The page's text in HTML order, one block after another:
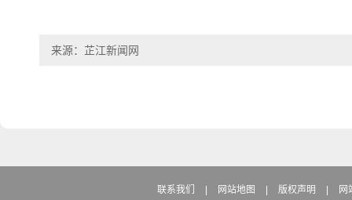
来源：芷江新闻网
联系我们 | 网站地图 | 版权声明 | 网